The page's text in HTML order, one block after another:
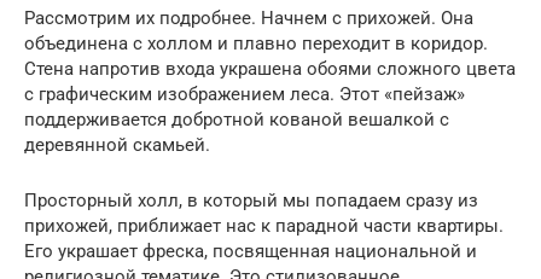
Рассмотрим их подробнее. Начнем с прихожей. Она
объединена с холлом и плавно переходит в коридор.
Стена напротив входа украшена обоями сложного цвета
с графическим изображением леса. Этот «пейзаж»
поддерживается добротной кованой вешалкой с
деревянной скамьей.
Просторный холл, в который мы попадаем сразу из
прихожей, приближает нас к парадной части квартиры.
Его украшает фреска, посвященная национальной и